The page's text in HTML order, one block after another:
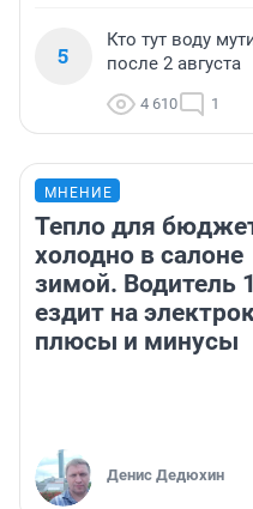
5
Кто тут воду
после 2 августа
4 610 1
МНЕНИЕ
Тепло для
холодно в салоне
зимой. Водитель
ездит на
плюсы и минусы
Денис Дедюхин